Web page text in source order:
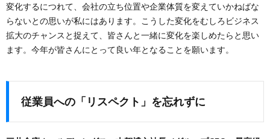
変化するにつれて、会社の立ち位置や企業体質を変えていかねばな
らないとの思いが私にはあります。こうした変化をむしろビジネス
拡大のチャンスと捉えて、皆さんと一緒に変化を楽しめたらと思い
ます。今年が皆さんにとって良い年となることを願います。
従業員への「リスペクト」を忘れずに